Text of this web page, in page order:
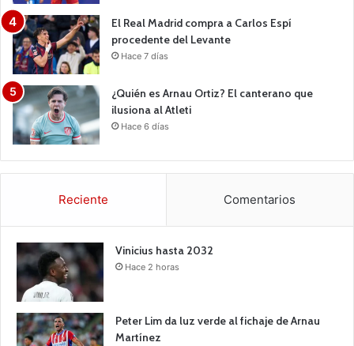
El Real Madrid compra a Carlos Espí
procedente del Levante
Hace 7 días
¿Quién es Arnau Ortiz? El canterano que
ilusiona al Atleti
Hace 6 días
Reciente Comentarios
Vinicius hasta 2032
Hace 2 horas
Peter Lim da luz verde al fichaje de Arnau
Martínez